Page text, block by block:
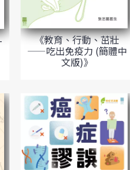
《教育、行動、茁壯
——吃出免疫力 (簡體中
文版)》